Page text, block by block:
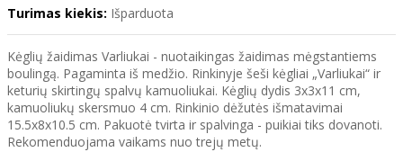
Turimas kiekis: Išparduota
Kėglių žaidimas Varliukai - nuotaikingas žaidimas mėgstantiems
boulingą. Pagaminta iš medžio. Rinkinyje šeši kėgliai „Varliukai“ ir
keturių skirtingų spalvų kamuoliukai. Kėglių dydis 3x3x11 cm,
kamuoliukų skersmuo 4 cm. Rinkinio dėžutės išmatavimai
15.5x8x10.5 cm. Pakuotė tvirta ir spalvinga - puikiai tiks dovanoti.
Rekomenduojama vaikams nuo trejų metų.